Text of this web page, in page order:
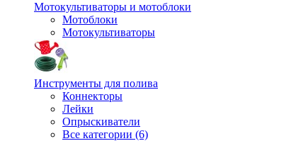
Мотокультиваторы и мотоблоки
Мотоблоки
Мотокультиваторы
Инструменты для полива
Коннекторы
Лейки
Опрыскиватели
Все категории (6)